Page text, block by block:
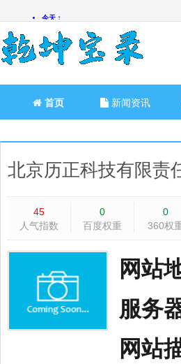
首页 新闻资讯
北京历正科技有限责
45
人气指数
0
百度权重
0
360权
网站
服务
网站